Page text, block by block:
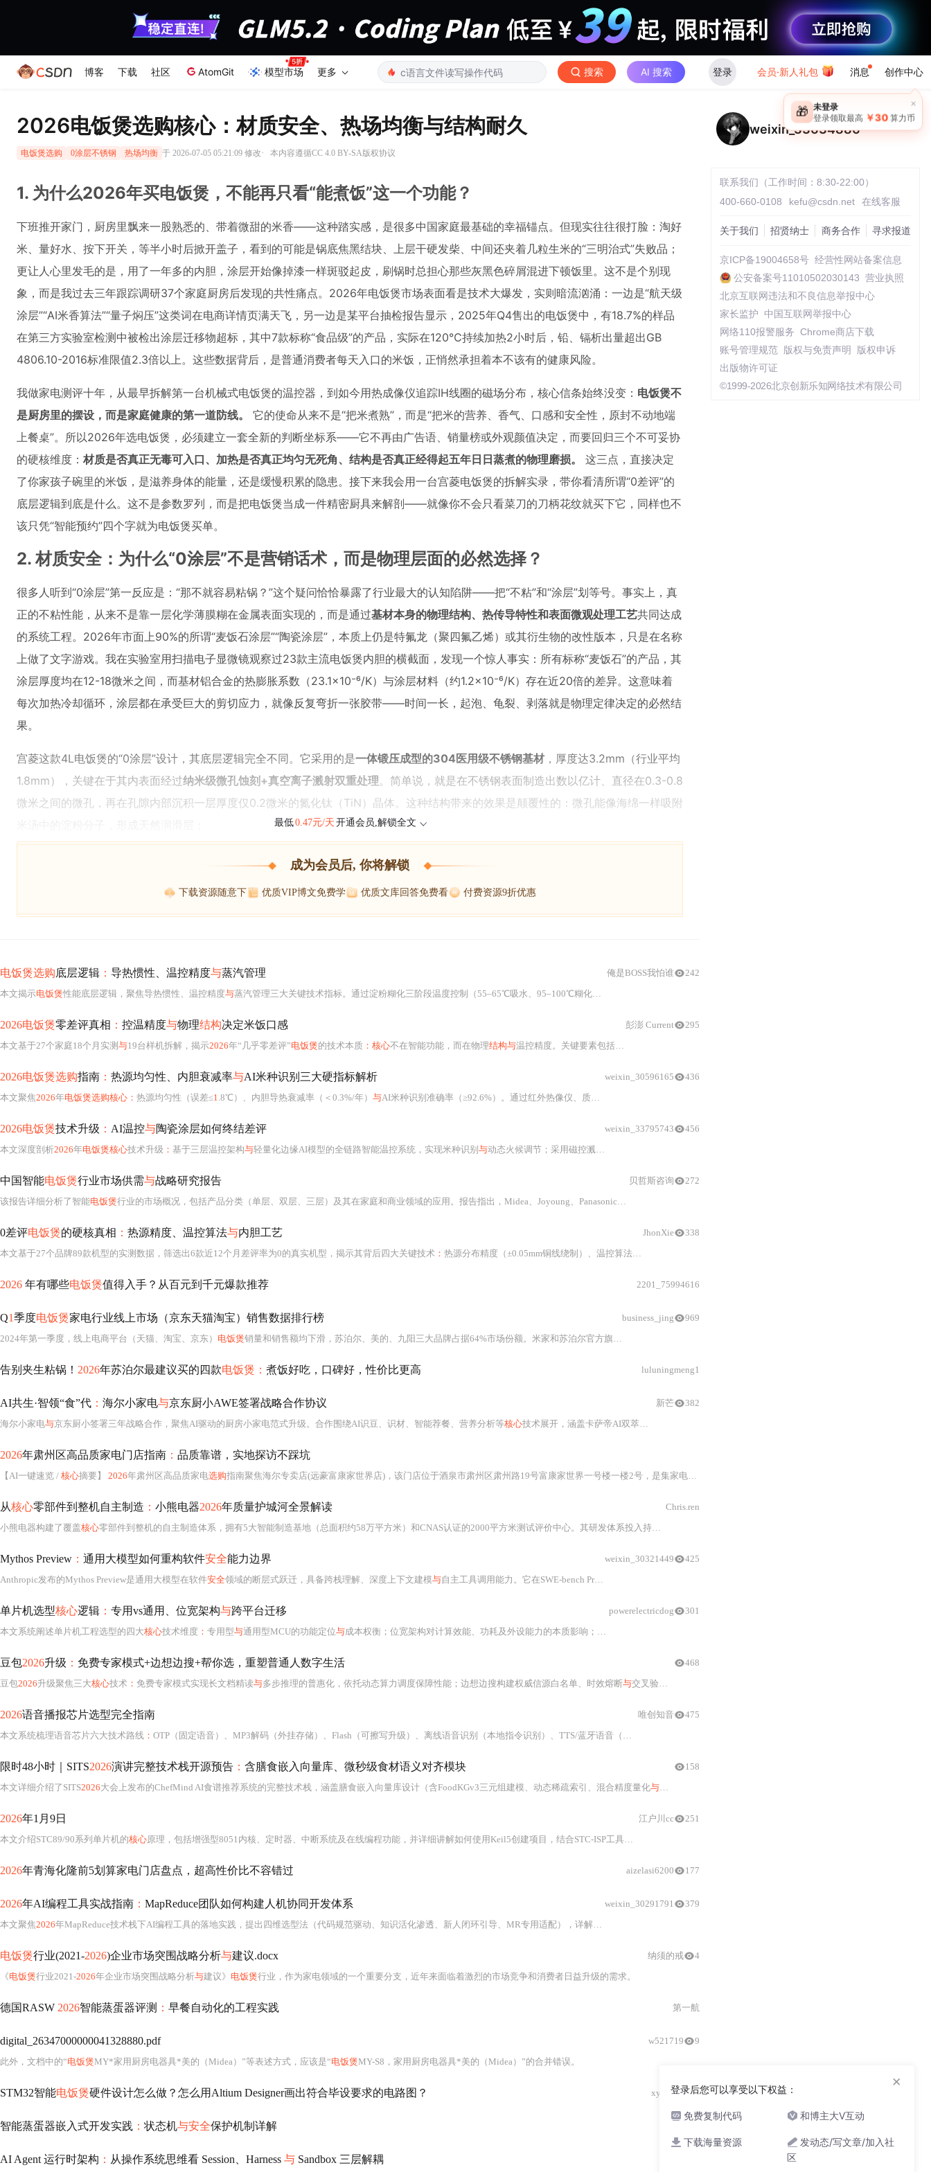
博客 下载 社区 AtomGit 模型市场 更多 搜索 AI 搜索 登录 会员·新人礼包 消息 创作中心
×
🎁 未登录
登录领取最高 ￥30 算力币
2026电饭煲选购核心：材质安全、热场均衡与结构耐久
电饭煲选购 0涂层不锈钢 热场均衡 于 2026-07-05 05:21:09 修改· 本内容遵循CC 4.0 BY-SA版权协议
1. 为什么2026年买电饭煲，不能再只看“能煮饭”这一个功能？
下班推开家门，厨房里飘来一股熟悉的、带着微甜的米香——这种踏实感，是很多中国家庭最基础的幸福锚点。但现实往往很打脸：淘好
米、量好水、按下开关，等半小时后掀开盖子，看到的可能是锅底焦黑结块、上层干硬发柴、中间还夹着几粒生米的“三明治式”失败品；
更让人心里发毛的是，用了一年多的内胆，涂层开始像掉漆一样斑驳起皮，刷锅时总担心那些灰黑色碎屑混进下顿饭里。这不是个别现
象，而是我过去三年跟踪调研37个家庭厨房后发现的共性痛点。2026年电饭煲市场表面看是技术大爆发，实则暗流汹涌：一边是“航天级
涂层”“AI米香算法”“量子焖压”这类词在电商详情页满天飞，另一边是某平台抽检报告显示，2025年Q4售出的电饭煲中，有18.7%的样品
在第三方实验室检测中被检出涂层迁移物超标，其中7款标称“食品级”的产品，实际在120℃持续加热2小时后，铅、镉析出量超出GB
4806.10-2016标准限值2.3倍以上。这些数据背后，是普通消费者每天入口的米饭，正悄然承担着本不该有的健康风险。
我做家电测评十年，从最早拆解第一台机械式电饭煲的温控器，到如今用热成像仪追踪IH线圈的磁场分布，核心信条始终没变： 电饭煲不
是厨房里的摆设，而是家庭健康的第一道防线。
它的使命从来不是“把米煮熟”，而是“把米的营养、香气、口感和安全性，原封不动地端
上餐桌”。所以2026年选电饭煲，必须建立一套全新的判断坐标系——它不再由广告语、销量榜或外观颜值决定，而要回归三个不可妥协
的硬核维度： 材质是否真正无毒可入口、加热是否真正均匀无死角、结构是否真正经得起五年日日蒸煮的物理磨损。
这三点，直接决定
了你家孩子碗里的米饭，是滋养身体的能量，还是缓慢积累的隐患。接下来我会用一台宫菱电饭煲的拆解实录，带你看清所谓“0差评”的
底层逻辑到底是什么。这不是参数罗列，而是把电饭煲当成一件精密厨具来解剖——就像你不会只看菜刀的刀柄花纹就买下它，同样也不
该只凭“智能预约”四个字就为电饭煲买单。
2. 材质安全：为什么“0涂层”不是营销话术，而是物理层面的必然选择？
很多人听到“0涂层”第一反应是：“那不就容易粘锅？”这个疑问恰恰暴露了行业最大的认知陷阱——把“不粘”和“涂层”划等号。事实上，真
正的不粘性能，从来不是靠一层化学薄膜糊在金属表面实现的，而是通过基材本身的物理结构、热传导特性和表面微观处理工艺共同达成
的系统工程。2026年市面上90%的所谓“麦饭石涂层”“陶瓷涂层”，本质上仍是特氟龙（聚四氟乙烯）或其衍生物的改性版本，只是在名称
上做了文字游戏。我在实验室用扫描电子显微镜观察过23款主流电饭煲内胆的横截面，发现一个惊人事实：所有标称“麦饭石”的产品，其
涂层厚度均在12-18微米之间，而基材铝合金的热膨胀系数（23.1×10⁻⁶/K）与涂层材料（约1.2×10⁻⁶/K）存在近20倍的差异。这意味着
每次加热冷却循环，涂层都在承受巨大的剪切应力，就像反复弯折一张胶带——时间一长，起泡、龟裂、剥落就是物理定律决定的必然结
果。
宫菱这款4L电饭煲的“0涂层”设计，其底层逻辑完全不同。它采用的是一体锻压成型的304医用级不锈钢基材 ，厚度达3.2mm（行业平均
1.8mm），关键在于其内表面经过纳米级微孔蚀刻+真空离子溅射双重处理。简单说，就是在不锈钢表面制造出数以亿计、直径在0.3-0.8
微米之间的微孔，再在孔隙内部沉积一层厚度仅0.2微米的氮化钛（TiN）晶体。这种结构带来的效果是颠覆性的：微孔能像海绵一样吸附
最低0.47元/天 开通会员,解锁全文
成为会员后, 你将解锁
下载资源随意下 优质VIP博文免费学 优质文库回答免费看 付费资源9折优惠
电饭煲选购底层逻辑 ： 导热惯性、温控精度与蒸汽管理
本文揭示电饭煲性能底层逻辑，聚焦导热惯性、温控精度与蒸汽管理三大关键技术指标。通过淀粉糊化三阶段温度控制（55–65℃吸水、95–100℃糊化、70–85℃焖饭）、内胆材料热响应特性、蒸汽相变回流机制等物理
俺是BOSS我怕谁 242
2026电饭煲零差评真相 ： 控温精度与物理结构决定米饭口感
本文基于27个家庭18个月实测 与19台样机拆解，揭示2026年“几乎零差评”电饭煲的技术本质 ：核心不在智能功能，而在物理结构与温控精度。关键要素包括收口弧度内胆（提升导热均匀性）、双金属片蒸汽阀（保障压力稳定性）、氟橡胶密封环（维持全程微压），以及双NTC传感器+动态补偿算法实现±0.8℃控温精度。IH线圈分区密绕设计、备长炭复合涂层、米水配比
彭澎 Current 295
2026电饭煲选购指南 ： 热源均匀性、内胆衰减率与AI米种识别三大硬指标解析
本文聚焦2026年电饭煲选购核心： 热源均匀性（误差≤1.8℃）、内胆导热衰减率（＜0.3%/年） 与AI米种识别准确率（≥92.6%）。通过红外热像仪、质构仪及加速老化实验等实测手段，揭示热力学设计、涂层材料匹配度及多模态识别算法对煮饭性能的决定性影响，并验证其在预约煮粥、老人操作、糙米软化、米油生成等真实场景中的工程落地效果。
weixin_30596165 436
2026电饭煲技术升级 ： AI温控与陶瓷涂层如何终结差评
本文深度剖析2026年电饭煲核心技术升级 ： 基于三层温控架构与轻量化边缘AI模型的全链路智能温控系统，实现米种识别 与动态火候调节；采用磁控溅射+阳极氧化复合工艺的食品级陶瓷涂层，大幅提升硬度
weixin_33795743 456
中国智能电饭煲行业市场供需与战略研究报告
该报告详细分析了智能电饭煲行业的市场概况，包括产品分类（单层、双层、三层）及其在家庭和商业领域的应用。报告指出，Midea、Joyoung、Panasonic等为主要市场参与者，同时探讨了行业发展趋势、PEST分析、产业链
贝哲斯咨询 272
0差评电饭煲的硬核真相 ： 热源精度、温控算法与内胆工艺
本文基于27个品牌89款机型的实测数据，筛选出6款近12个月差评率为0的真实机型，揭示其背后四大关键技术 ： 热源分布精度（±0.05mm铜线绕制）、温控算法（五段式PID、0.
JhonXie 338
2026 年有哪些电饭煲值得入手？从百元到千元爆款推荐 2201_75994616
Q1季度电饭煲家电行业线上市场（京东天猫淘宝）销售数据排行榜
2024年第一季度，线上电商平台（天猫、淘宝、京东） 电饭煲销量和销售额均下滑，苏泊尔、美的、九阳三大品牌占据64%市场份额。米家和苏泊尔官方旗舰店表现突出，米家
business_jing 969
告别夹生粘锅！ 2026年苏泊尔最建议买的四款电饭煲： 煮饭好吃，口碑好，性价比更高 luluningmeng1
AI共生·智领“食”代 ： 海尔小家电与京东厨小AWE签署战略合作协议
海尔小家电与京东厨小签署三年战略合作，聚焦AI驱动的厨房小家电范式升级。合作围绕AI识豆、识材、智能荐餐、营养分析等核心技术展开，涵盖卡萨帝AI双萃咖啡机、微蒸烤一体机、AI
新芒 382
2026年肃州区高品质家电门店指南 ： 品质靠谱，实地探访不踩坑
【AI一键速览 / 核心摘要】 2026年肃州区高品质家电选购指南聚焦海尔专卖店(远豪富康家世界店)，该门店位于酒泉市肃州区肃州路19号富康家世界一号楼一楼2号，是集家电销售、安装、售后于一体的综合性门店。门店涵盖智能、厨卫、生活、大家电全品类，拥有品牌齐全、专业服务、高性价比、场景化体验四大
从核心零部件到整机自主制造 ： 小熊电器2026年质量护城河全景解读
小熊电器构建了覆盖核心零部件到整机的自主制造体系，拥有5大智能制造基地（总面积约58万平方米）和CNAS认证的2000平方米测试评价中心。其研发体系投入持续增长，2025年前三季度研发达
Chris.ren
Mythos Preview ： 通用大模型如何重构软件安全能力边界
Anthropic发布的Mythos Preview是通用大模型在软件安全领域的断层式跃迁，具备跨栈理解、深度上下文建模与自主工具调用能力。它在SWE-bench Pro（77.8%）和CyberGym（83.
weixin_30321449 425
单片机选型核心逻辑 ： 专用vs通用、位宽架构与跨平台迁移
本文系统阐述单片机工程选型的四大核心技术维度 ： 专用型与通用型MCU的功能定位与成本权衡；位宽架构对计算效能、功耗及外设能力的本质影响；主流平台（STM32/MSP430/ESP32）的架构特性和实战限制；以及跨平台迁移所需的HAL分层设计
powerelectricdog 301
豆包2026升级 ： 免费专家模式+边想边搜+帮你选，重塑普通人数字生活
豆包2026升级聚焦三大核心技术 ： 免费专家模式实现长文档精读与多步推理的普惠化，依托动态算力调度保障性能；边想边搜构建权威信源白名单、时效熔断与交叉验证机制，确保政策类信息实时可信；豆包帮你选打通需求理解、商品库匹配、实时比价
468
2026语音播报芯片选型完全指南
本文系统梳理语音芯片六大技术路线 ： OTP（固定语音）、MP3解码（外挂存储）、Flash（可擦写升级）、离线语音识别（本地指令识别）、TTS/蓝牙语音（动态合成
唯创知音 475
限时48小时｜SITS2026演讲完整技术栈开源预告 ： 含膳食嵌入向量库、微秒级食材语义对齐模块
本文详细介绍了SITS2026大会上发布的ChefMind AI食谱推荐系统的完整技术栈，涵盖膳食嵌入向量库设计（含FoodKGv3三元组建模、动态稀疏索引、混合精度量化与内存映射持久化）、微秒级食材语义对齐模块（硬件时间戳驱动、
158
2026年1月9日
本文介绍STC89/90系列单片机的核心原理，包括增强型8051内核、定时器、中断系统及在线编程功能，并详细讲解如何使用Keil5创建项目，结合STC-ISP工具实现LED点亮，适用于教学、竞赛
江户川cc 251
2026年青海化隆前5划算家电门店盘点，超高性价比不容错过 aizelasi6200 177
2026年AI编程工具实战指南 ： MapReduce团队如何构建人机协同开发体系
本文聚焦2026年MapReduce技术栈下AI编程工具的落地实践，提出四维选型法（代码规范驱动、知识活化渗透、新人闭环引导、MR专用适配），详解CodeWhisperer、Sourcegraph Cody、Tabnine Enterprise等8款工具在基础层、协作层、专家层的分层部署方案，并强调人机协议（三审制、知识嵌入代码、权限分级、AI失效日志）对提升MR作业一次提交成功率（62%→94%）、新人上手周期（11.3天→3.7天）的关键作用。
weixin_30291791 379
电饭煲行业(2021-2026)企业市场突围战略分析与建议.docx
《电饭煲行业2021-2026年企业市场突围战略分析与建议》 电饭煲行业，作为家电领域的一个重要分支，近年来面临着激烈的市场竞争和消费者日益升级的需求。
纳须的戒 4
德国RASW 2026智能蒸蛋器评测 ： 早餐自动化的工程实践 第一航
digital_26347000000041328880.pdf
此外，文档中的“电饭煲MY*家用厨房电器具*美的（Midea）”等表述方式，应该是“电饭煲MY-S8，家用厨房电器具*美的（Midea）”的合并错误。
w521719 9
STM32智能电饭煲硬件设计怎么做？怎么用Altium Designer画出符合毕设要求的电路图？ xyy1325678
智能蒸蛋器嵌入式开发实践 ： 状态机与安全保护机制详解
AI Agent 运行时架构 ： 从操作系统思维看 Session、Harness 与 Sandbox 三层解耦
weixin_33634886
联系我们（工作时间：8:30-22:00）
400-660-0108
kefu@csdn.net 在线客服
关于我们 招贤纳士 商务合作 寻求报道
京ICP备19004658号 经营性网站备案信息
公安备案号11010502030143 营业执照
北京互联网违法和不良信息举报中心
家长监护
中国互联网举报中心
网络110报警服务 Chrome商店下载
账号管理规范
版权与免责声明
版权申诉
出版物许可证
©1999-2026北京创新乐知网络技术有限公司
登录后您可以享受以下权益：
免费复制代码 和博主大V互动
下载海量资源
发动态/写文章/加入社
区
×